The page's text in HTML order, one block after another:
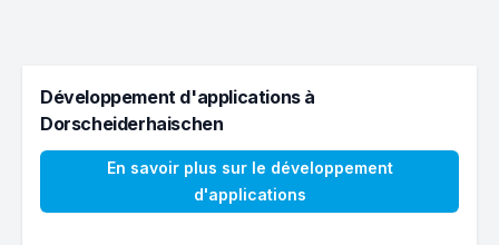
Développement d'applications à
Dorscheiderhaischen
En savoir plus sur le développement
d'applications